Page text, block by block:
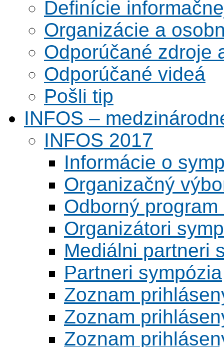
Definície
Organizácie a
Odporúčané zdroje
Odporúčané videá
Pošli tip
INFOS –
INFOS 2017
Informácie o
Organizačný
Odborný
Organizátori
Mediálni partneri
Partneri sympózia
Zoznam
Zoznam
Zoznam